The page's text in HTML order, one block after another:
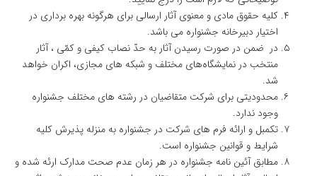
کلیه حقوق مادی و معنوی آثار ارسالی برای هرگونه بهره برداری در
اختیار دبیرخانه جشنواره می باشد.
در ضمن در صورت رسیدن آثار به حدّ نصاب کیفی و کمّی ، آثار
منتخب در نمایشگاه‌های مختلف و شبکه های مجازی، اکران خواهد
شد.
محدودیتی برای شرکت متقاضیان در رشته های مختلف جشنواره
وجود ندارد.
تکمبل و ارائه فرم های شرکت در جشنواره به منزله پذیرش کلیه
شرایط و قوانین جشنواره است.
مطابق آئین نامه جشنواره در هر زمان عدم صحت مدارک ارئه شده و